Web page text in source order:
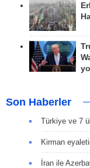
Son Haberler
Türkiye ve 7
Kirman
İran ile